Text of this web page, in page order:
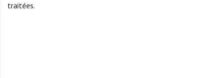
traitées.